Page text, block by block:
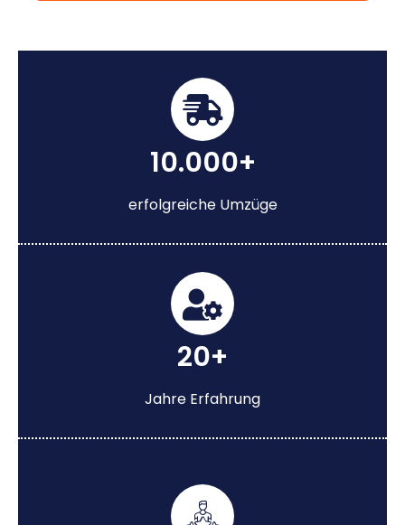
10.000+
erfolgreiche Umzüge
20+
Jahre Erfahrung